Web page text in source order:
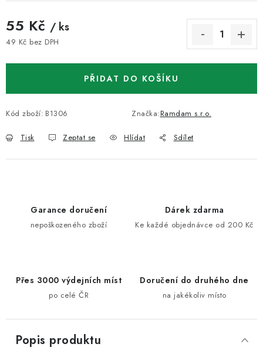
Podmínky ochrany osobních údajů
55 Kč / ks
49 Kč bez DPH
PŘIDAT DO KOŠÍKU
Kód zboží: B1306 Značka:Ramdam s.r.o.
Tisk Zeptat se Hlídat Sdílet
Garance doručení
nepoškozeného zboží
Dárek zdarma
Ke každé objednávce od 200 Kč
Přes 3000 výdejních míst
po celé ČR
Doručení do druhého dne
na jakékoliv místo
Popis produktu